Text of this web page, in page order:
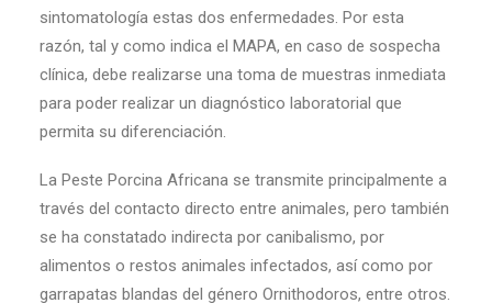
sintomatología estas dos enfermedades. Por esta
razón, tal y como indica el MAPA, en caso de sospecha
clínica, debe realizarse una toma de muestras inmediata
para poder realizar un diagnóstico laboratorial que
permita su diferenciación.
La Peste Porcina Africana se transmite principalmente a
través del contacto directo entre animales, pero también
se ha constatado indirecta por canibalismo, por
alimentos o restos animales infectados, así como por
garrapatas blandas del género Ornithodoros, entre otros.